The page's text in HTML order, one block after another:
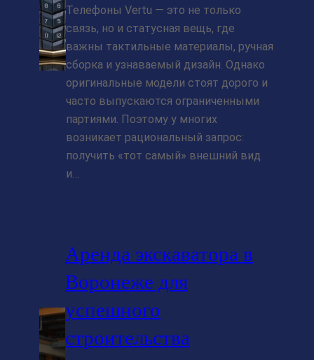
Телефоны Vertu — это не только
связь, но и статусная вещь, где
важны тактильные материалы, ручная
сборка и узнаваемый дизайн. Однако
оригинальные модели стоят дорого и
часто выпускаются ограниченными
партиями. Поэтому у многих
возникает рациональный запрос:
получить «тот самый» внешний вид
и…
Аренда экскаватора в
Воронеже для
успешного
строительства